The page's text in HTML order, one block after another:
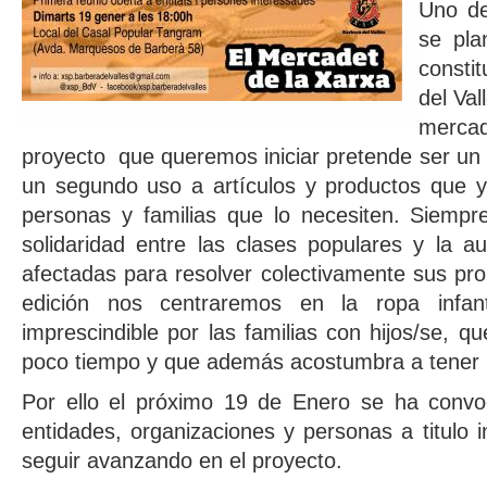
Uno
se
del
proyecto que queremos iniciar pretende ser
un segundo uso a artículos y productos que
personas y familias que lo necesiten.
solidaridad entre las clases populares y la
afectadas para resolver colectivamente sus
edición nos centraremos en la ropa
imprescindible por las familias con hijos/se,
poco tiempo y que además acostumbra a
Por ello el próximo 19 de Enero se ha
entidades, organizaciones y personas a titulo
seguir avanzando en el proyecto.